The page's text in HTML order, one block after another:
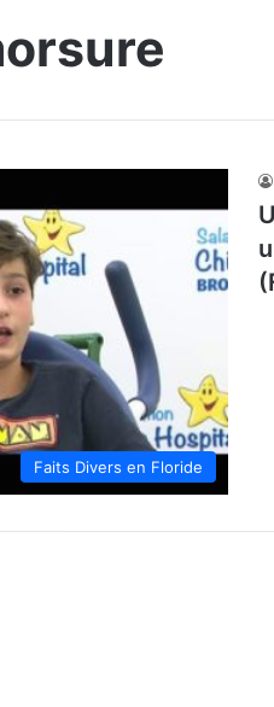
Faits Divers en Floride